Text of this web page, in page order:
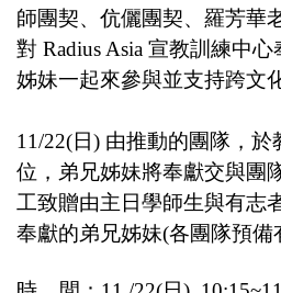
師團契、伉儷團契、羅芳華
對 Radius Asia 宣教訓練中
姊妹一起來參與並支持跨文
11/22(日) 由推動的團隊，
位，弟兄姊妹將奉獻交與團
工致贈由主日學師生與有志
奉獻的弟兄姊妹(各團隊預備